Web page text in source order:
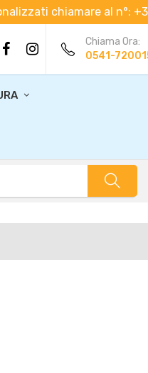
chiamare al n°:
Chiama Ora:
0541-